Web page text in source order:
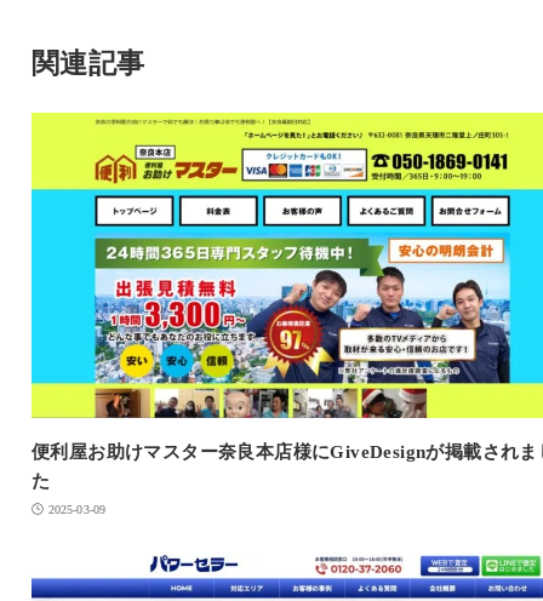
関連記事
便利屋お助けマスター奈良本店様にGiveDesignが掲載されま
た
2025-03-09